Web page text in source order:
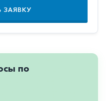
ЗАЯВКУ
по